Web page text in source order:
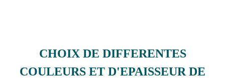
CHOIX DE DIFFERENTES
COULEURS ET D'EPAISSEUR DE